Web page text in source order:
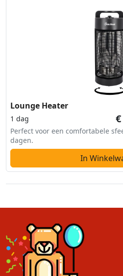
Lounge Heater
1 dag €
Perfect voor een comfortabele
dagen.
In